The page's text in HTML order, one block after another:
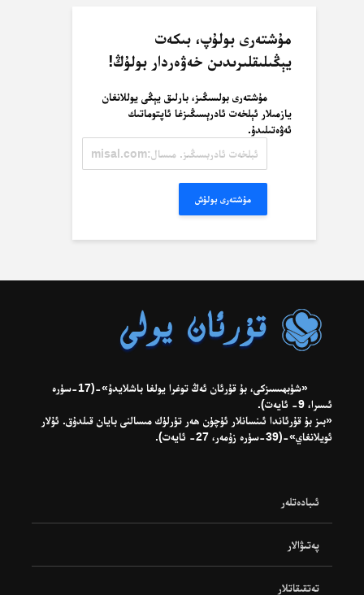
مۇشتەرى بولۇپ، بىكەت
يېڭىلىقلىرىدىن خەۋەردار بولۇڭ!
مۇشتەرى بولسىڭىز، بارلىق يېڭى يوللانغان
يازمىلار ئېلخەت ئادرېسىڭىزغا ئاپتوماتىك
ئەۋەتىلىدۇ.
ئادرېسىڭىز.
مۇشتەرى بولۇش
«شۈبھىسىزكى، بۇ قۇرئان ئەڭ توغرا يولغا باشلايدۇ»-(17-سۈرە
ئىسرا، 9- ئايەت).
«بىز بۇ قۇرئاندا ئىنسانلار ئۈچۈن ھەر تۈرلۈك مىسالنى بايان قىلدۇق. ئۇلار
ئويلانغاي»-(39-سۈرە زۇمەر، 27- ئايەت).
ئىبادەتلەر
پەتىۋالار
تەتقىقاتلار